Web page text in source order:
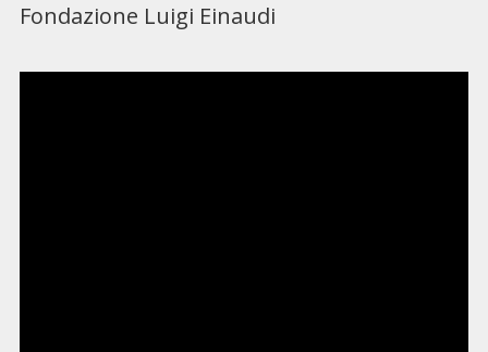
Fondazione Luigi Einaudi